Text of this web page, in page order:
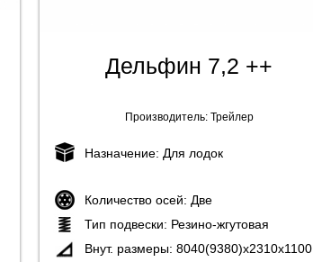
Дельфин 7,2 ++
Производитель: Трейлер
Назначение: Для лодок
Количество осей: Две
Тип подвески: Резино-жгутовая
Внут. размеры: 8040(9380)х2310х1100